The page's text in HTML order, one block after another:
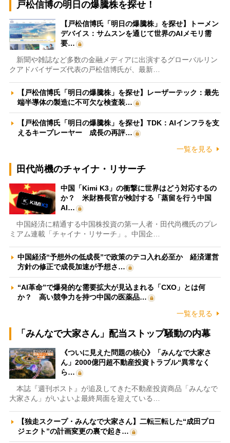
戸松信博の明日の爆騰株を探せ！
【戸松信博氏「明日の爆騰株」を探せ】トーメン
デバイス：サムスンを通じて世界のAIメモリ需
要…
新聞や雑誌など多数の金融メディアに出演するグローバルリン
クアドバイザーズ代表の戸松信博氏が、最新…
【戸松信博氏「明日の爆騰株」を探せ】レーザーテック：最先
端半導体の製造に不可欠な検査装…
【戸松信博氏「明日の爆騰株」を探せ】TDK：AIインフラを支
えるキープレーヤー 成長の再評…
一覧を見る
田代尚機のチャイナ・リサーチ
中国「Kimi K3」の衝撃に世界はどう対応するの
か？ 米財務長官が検討する「蒸留を行う中国
AI…
中国経済に精通する中国株投資の第一人者・田代尚機氏のプレ
ミアム連載「チャイナ・リサーチ」。中国企…
中国経済“予想外の低成長”で政策のテコ入れ必至か 経済運営
方針の修正で成長加速が予想さ…
“AI革命”で爆発的な需要拡大が見込まれる「CXO」とは何
か？ 高い競争力を持つ中国の医薬品…
一覧を見る
「みんなで大家さん」配当ストップ騒動の内幕
《ついに見えた問題の核心》「みんなで大家さ
ん」2000億円超不動産投資トラブル“異常なく
ら…
本誌『週刊ポスト』が追及してきた不動産投資商品「みんなで
大家さん」がいよいよ最終局面を迎えている…
【独走スクープ・みんなで大家さん】二転三転した“成田プロ
ジェクト”の計画変更の裏で起き…